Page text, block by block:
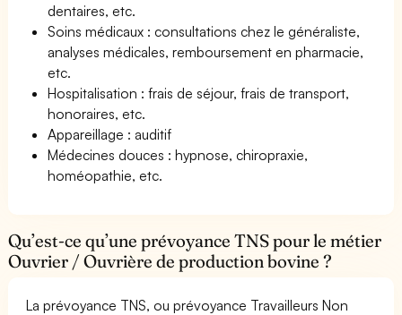
dentaires, etc.
Soins médicaux : consultations chez le généraliste,
analyses médicales, remboursement en pharmacie,
etc.
Hospitalisation : frais de séjour, frais de transport,
honoraires, etc.
Appareillage : auditif
Médecines douces : hypnose, chiropraxie,
homéopathie, etc.
Qu’est-ce qu’une prévoyance TNS pour le métier
Ouvrier / Ouvrière de production bovine ?
La prévoyance TNS, ou prévoyance Travailleurs Non